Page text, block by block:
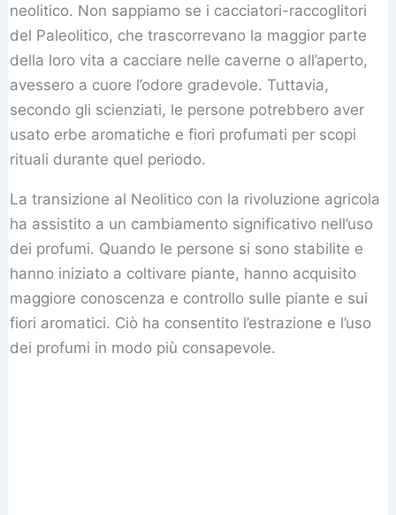
neolitico. Non sappiamo se i cacciatori-raccoglitori
del Paleolitico, che trascorrevano la maggior parte
della loro vita a cacciare nelle caverne o all’aperto,
avessero a cuore l’odore gradevole. Tuttavia,
secondo gli scienziati, le persone potrebbero aver
usato erbe aromatiche e fiori profumati per scopi
rituali durante quel periodo.
La transizione al Neolitico con la rivoluzione agricola
ha assistito a un cambiamento significativo nell’uso
dei profumi. Quando le persone si sono stabilite e
hanno iniziato a coltivare piante, hanno acquisito
maggiore conoscenza e controllo sulle piante e sui
fiori aromatici. Ciò ha consentito l’estrazione e l’uso
dei profumi in modo più consapevole.